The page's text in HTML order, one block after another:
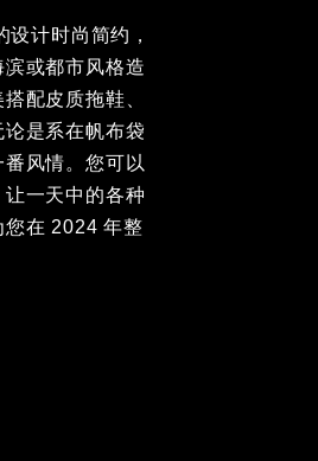
计时尚简约，
或都市风格造
配皮质拖鞋、
是系在帆布袋
风情。您可以
一天中的各种
在 2024 年整